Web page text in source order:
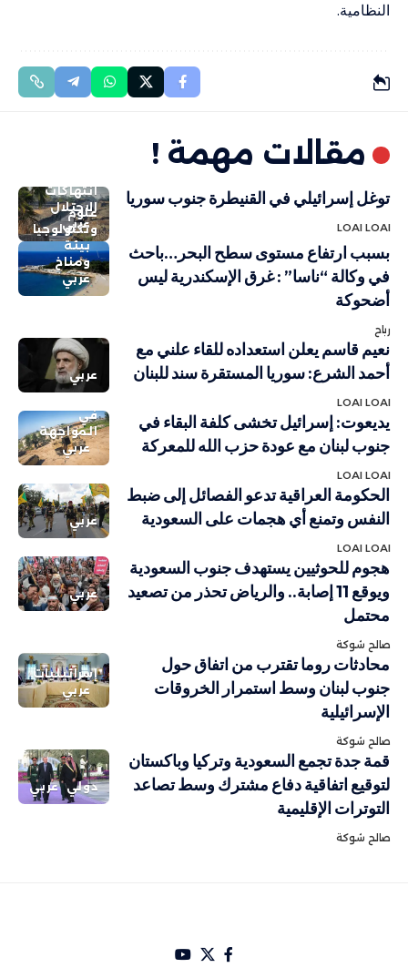
النظامية.
مقالات مهمة !
انتهاكات
الاحتلال
عربي
توغل إسرائيلي في القنيطرة جنوب سوريا
LOAI LOAI
علوم
وتكنولوجيا
بيئة
ومناخ
عربي
بسبب ارتفاع مستوى سطح البحر…باحث
في وكالة “ناسا” : غرق الإسكندرية ليس
أضحوكة
رباح
عربي
نعيم قاسم يعلن استعداده للقاء علني مع
أحمد الشرع: سوريا المستقرة سند للبنان
LOAI LOAI
في
المواجهة
عربي
يديعوت: إسرائيل تخشى كلفة البقاء في
جنوب لبنان مع عودة حزب الله للمعركة
LOAI LOAI
عربي
الحكومة العراقية تدعو الفصائل إلى ضبط
النفس وتمنع أي هجمات على السعودية
LOAI LOAI
عربي
هجوم للحوثيين يستهدف جنوب السعودية
ويوقع 11 إصابة.. والرياض تحذر من تصعيد
محتمل
صالح شوكة
إسرائيليات
عربي
محادثات روما تقترب من اتفاق حول
جنوب لبنان وسط استمرار الخروقات
الإسرائيلية
صالح شوكة
دولي عربي
قمة جدة تجمع السعودية وتركيا وباكستان
لتوقيع اتفاقية دفاع مشترك وسط تصاعد
التوترات الإقليمية
صالح شوكة